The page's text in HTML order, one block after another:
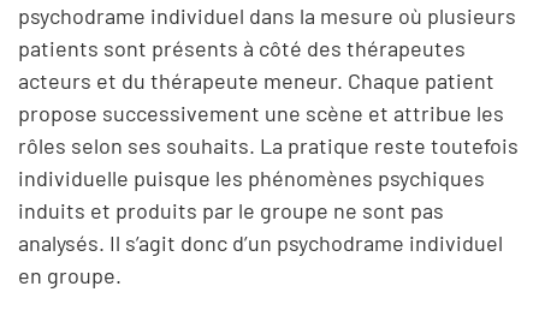
psychodrame individuel dans la mesure où plusieurs
patients sont présents à côté des thérapeutes
acteurs et du thérapeute meneur. Chaque patient
propose successivement une scène et attribue les
rôles selon ses souhaits. La pratique reste toutefois
individuelle puisque les phénomènes psychiques
induits et produits par le groupe ne sont pas
analysés. Il s’agit donc d’un psychodrame individuel
en groupe.